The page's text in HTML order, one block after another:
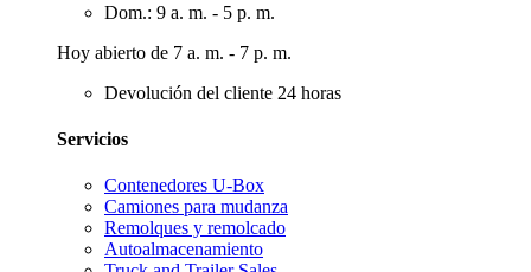
Dom.: 9 a. m. - 5 p. m.
Hoy abierto de 7 a. m. - 7 p. m.
Devolución del cliente 24 horas
Servicios
Contenedores U-Box
Camiones para mudanza
Remolques y remolcado
Autoalmacenamiento